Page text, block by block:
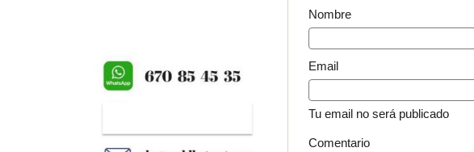
Nombre
Email
Tu email no será publicado
Comentario